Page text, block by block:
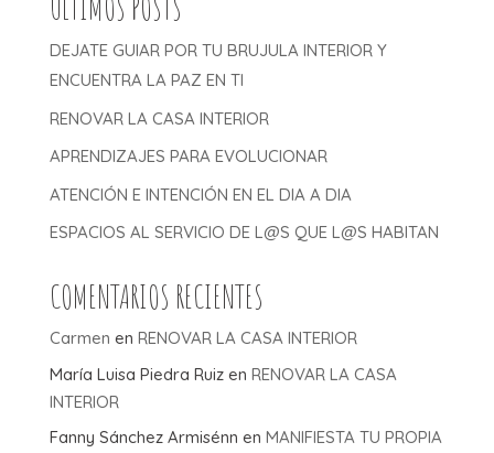
DEJATE GUIAR POR TU BRUJULA INTERIOR Y
ENCUENTRA LA PAZ EN TI
RENOVAR LA CASA INTERIOR
APRENDIZAJES PARA EVOLUCIONAR
ATENCIÓN E INTENCIÓN EN EL DIA A DIA
ESPACIOS AL SERVICIO DE L@S QUE L@S HABITAN
COMENTARIOS RECIENTES
Carmen en RENOVAR LA CASA INTERIOR
María Luisa Piedra Ruizen RENOVAR LA CASA
INTERIOR
Fanny Sánchez Armisénn en MANIFIESTA TU PROPIA